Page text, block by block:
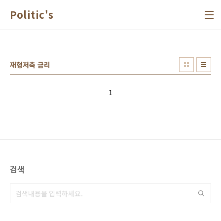
Politic's
재형저축 금리
1
검색